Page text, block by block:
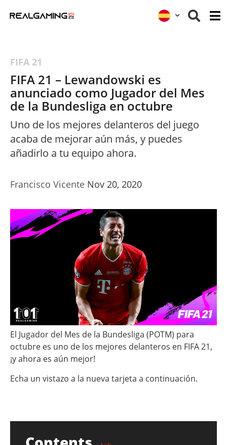
FIFA 21
FIFA 21 – Lewandowski es
anunciado como Jugador del Mes
de la Bundesliga en octubre
Uno de los mejores delanteros del juego
acaba de mejorar aún más, y puedes
añadirlo a tu equipo ahora.
Francisco Vicente Nov 20, 2020
El Jugador del Mes de la Bundesliga (POTM) para
octubre es uno de los mejores delanteros en FIFA 21,
¡y ahora es aún mejor!
Echa un vistazo a la nueva tarjeta a continuación.